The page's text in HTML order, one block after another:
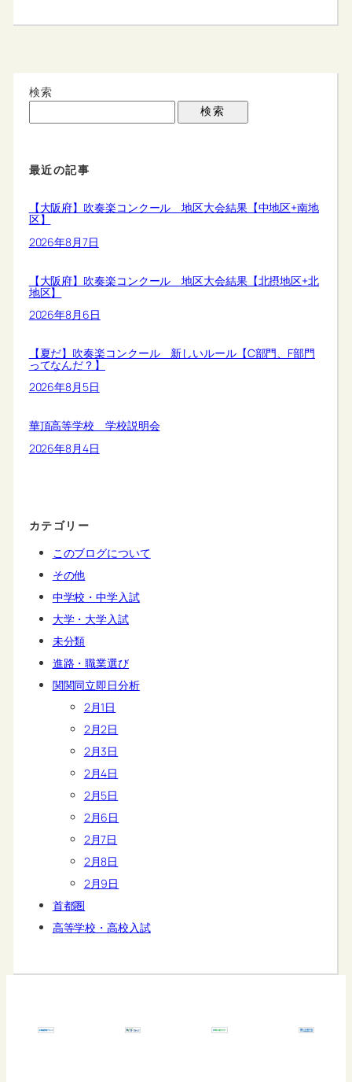
検索
検索
最近の記事
【大阪府】吹奏楽コンクール 地区大会結果【中地区+南地
区】
2026年8月7日
【大阪府】吹奏楽コンクール 地区大会結果【北摂地区+北
地区】
2026年8月6日
【夏だ】吹奏楽コンクール 新しいルール【C部門、F部門
ってなんだ？】
2026年8月5日
華頂高等学校 学校説明会
2026年8月4日
カテゴリー
このブログについて
その他
中学校・中学入試
大学・大学入試
未分類
進路・職業選び
関関同立即日分析
2月1日
2月2日
2月3日
2月4日
2月5日
2月6日
2月7日
2月8日
2月9日
首都圏
高等学校・高校入試